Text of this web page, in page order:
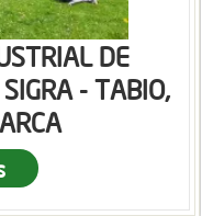
DE
- TABIO,